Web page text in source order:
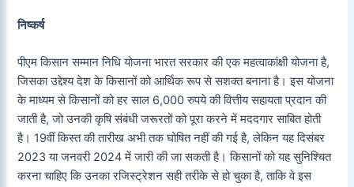
निष्कर्ष
पीएम किसान सम्मान निधि योजना भारत सरकार की एक महत्वाकांक्षी योजना है,
जिसका उद्देश्य देश के किसानों को आर्थिक रूप से सशक्त बनाना है। इस योजना
के माध्यम से किसानों को हर साल 6,000 रुपये की वित्तीय सहायता प्रदान की
जाती है, जो उनकी कृषि संबंधी जरूरतों को पूरा करने में मददगार साबित होती
है। 19वीं किस्त की तारीख अभी तक घोषित नहीं की गई है, लेकिन यह दिसंबर
2023 या जनवरी 2024 में जारी की जा सकती है। किसानों को यह सुनिश्चित
करना चाहिए कि उनका रजिस्ट्रेशन सही तरीके से हो चुका है, ताकि वे इस